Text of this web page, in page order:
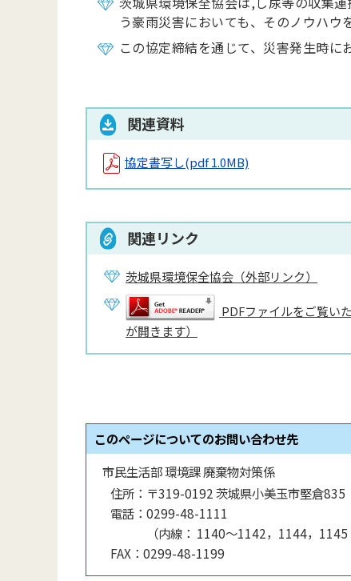
う豪雨災害においても、そのノウハ
この協定締結を通じて、災害発生時
関連資料
協定書写し(pdf 1.0MB)
関連リンク
茨城県環境保全協会（外部リンク）
PDFファイルをご覧い
が開きます）
このページについてのお問い合わせ先
市民生活部 環境課 廃棄物対策係
住所： 〒319-0192 茨城県小美玉市堅倉835
電話： 0299-48-1111
（内線 ： 1140〜1142，1144，1145
FAX： 0299-48-1199